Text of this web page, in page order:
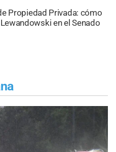
Propiedad Privada: cómo
en el Senado